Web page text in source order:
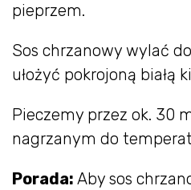
pieprzem.
Sos chrzanowy wylać
ułożyć pokrojoną białą
Pieczemy przez ok. 30
nagrzanym do
Porada: Aby sos